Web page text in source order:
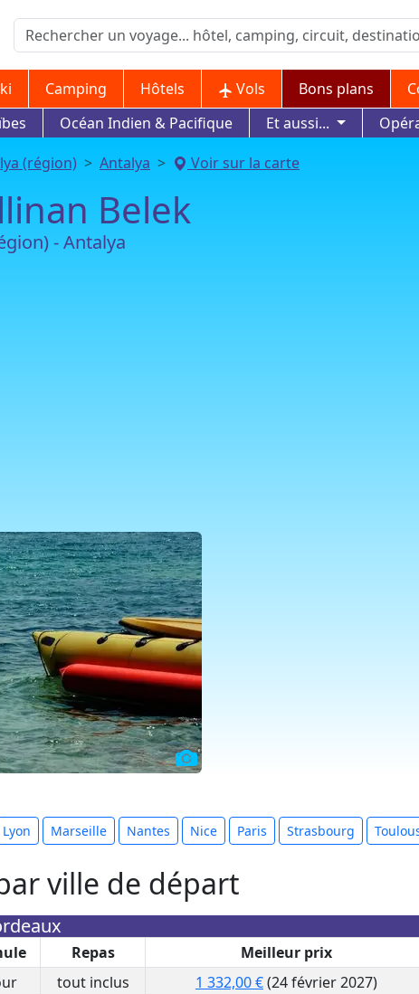
Camping Hôtels Vols Bons plans
Océan Indien & Pacifique Et aussi...
(région) Antalya Voir sur la carte
Belek
- Antalya
Lyon Marseille Nantes Nice Paris Strasbourg
ville de départ
Repas
Meilleur prix
tout inclus 1 332,00 €(24 février 2027)